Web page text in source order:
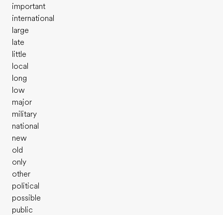
important
international
large
late
little
local
long
low
major
military
national
new
old
only
other
political
possible
public